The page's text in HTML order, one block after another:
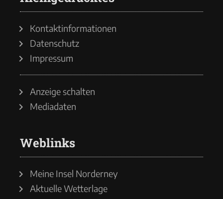
Kontaktinformationen
Datenschutz
Impressum
Anzeige schalten
Mediadaten
Weblinks
Meine Insel Norderney
Aktuelle Wetterlage